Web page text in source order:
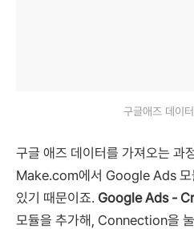
구글애즈 데이
구글 애즈 데이터를 가져오는 과
Make.com에서 Google Ads 모
있기 때문이죠. Google Ads -
모듈을 추가해, Connection을